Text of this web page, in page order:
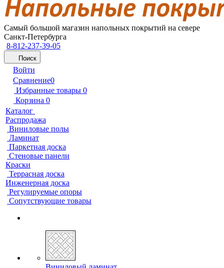
Самый большой магазин напольных покрытий на севере
Санкт-Петербурга
8-812-237-39-05
Поиск
Войти
Сравнение0
Избранные товары 0
Корзина 0
Каталог
Распродажа
Виниловые полы
Ламинат
Паркетная доска
Стеновые панели
Краски
Террасная доска
Инженерная доска
Регулируемые опоры
Сопутствующие товары